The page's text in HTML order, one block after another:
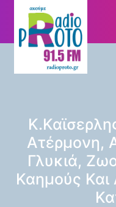
Ατέρμονη,
Γλυκιά,
Καημούς